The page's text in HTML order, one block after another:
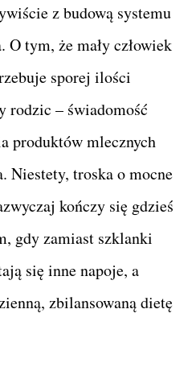
z budową systemu
O tym, że mały człowiek
sporej ilości
rodzic – świadomość
produktów mlecznych
Niestety, troska o mocne
kończy się gdzieś
gdy zamiast szklanki
się inne napoje, a
zbilansowaną dietę